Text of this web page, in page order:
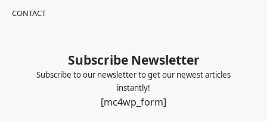
CONTACT
Subscribe Newsletter
Subscribe to our newsletter to get our newest articles
instantly!
[mc4wp_form]